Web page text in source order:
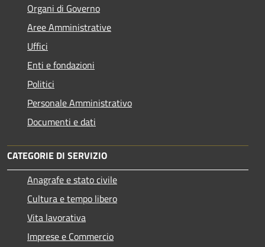
Organi di Governo
Aree Amministrative
Uffici
Enti e fondazioni
Politici
Personale Amministrativo
Documenti e dati
CATEGORIE DI SERVIZIO
Anagrafe e stato civile
Cultura e tempo libero
Vita lavorativa
Imprese e Commercio